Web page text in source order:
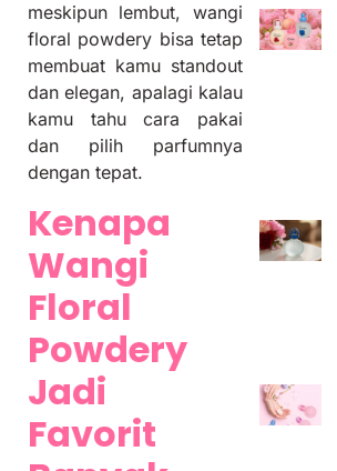
meskipun lembut, wangi
floral powdery bisa tetap
membuat kamu standout
dan elegan, apalagi kalau
kamu tahu cara pakai
dan pilih parfumnya
dengan tepat.
Kenapa
Wangi
Floral
Powdery
Jadi
Favorit